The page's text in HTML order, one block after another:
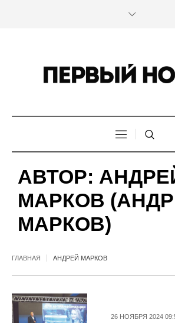
АВТОР:
МАРКОВ
МАРКОВ)
ГЛАВНАЯ АНДРЕЙ МАРКОВ
26 НОЯБРЯ 2024